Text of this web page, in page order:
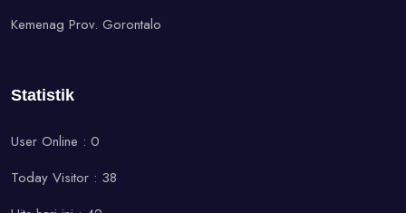
Kemenag Prov. Gorontalo
Statistik
User Online : 0
Today Visitor : 38